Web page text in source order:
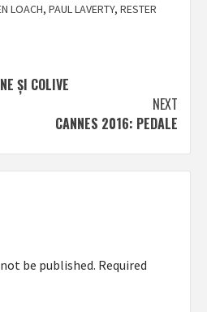
LOACH, PAUL LAVERTY, RESTER
ȘI COLIVE
NEXT
CANNES 2016: PEDALE
be published. Required